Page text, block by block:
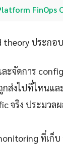
FinOps
theory ประก
ะจัดการ
ส่งไปที่ไหนแล
จริง ประมวล
ที่เก็บ